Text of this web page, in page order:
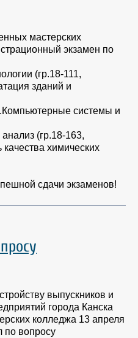
мастерских
экзамен по
(гр.18-111,
зданий и
системы и
(гр.18-163,
химических
сдачи экзаменов!
выпускников и
города Канска
колледжа 13 апреля
по вопросу